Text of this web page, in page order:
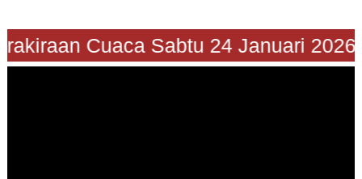
Cuaca Sabtu 24 Januari 2026"